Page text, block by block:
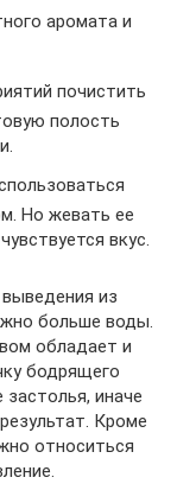
аромата и
почистить
полость
Но жевать ее
вкус.
из
больше воды.
обладает и
бодрящего
иначе
Кроме
относиться